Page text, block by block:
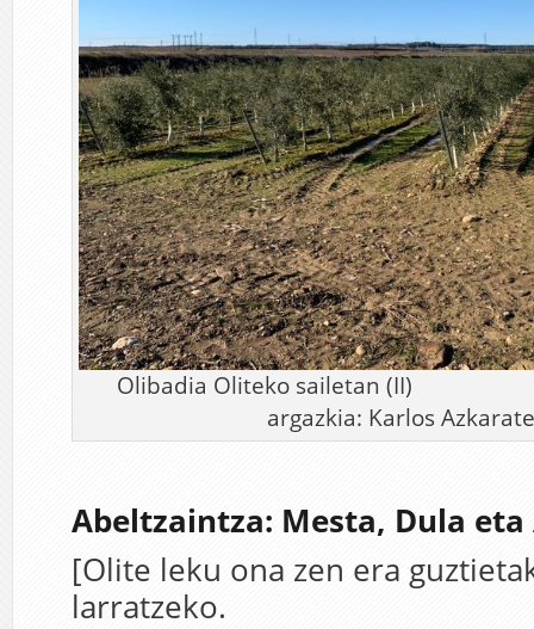
Olibadia Oliteko
argazkia: Karlos
Abeltzaintza: Mesta, Dula
[Olite leku ona zen era
larratzeko.